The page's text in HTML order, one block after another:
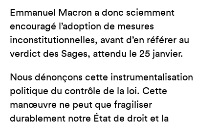
Emmanuel Macron a donc sciemment
encouragé l’adoption de mesures
inconstitutionnelles, avant d’en référer au
verdict des Sages, attendu le 25 janvier.
Nous dénonçons cette instrumentalisation
politique du contrôle de la loi. Cette
manœuvre ne peut que fragiliser
durablement notre État de droit et la